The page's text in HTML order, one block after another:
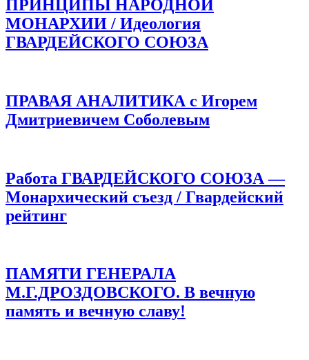
ПРИНЦИПЫ НАРОДНОЙ
МОНАРХИИ / Идеология
ГВАРДЕЙСКОГО СОЮЗА
ПРАВАЯ АНАЛИТИКА с Игорем
Дмитриевичем Соболевым
Работа ГВАРДЕЙСКОГО СОЮЗА —
Монархический съезд / Гвардейский
рейтинг
ПАМЯТИ ГЕНЕРАЛА
М.Г.ДРОЗДОВСКОГО. В вечную
память и вечную славу!